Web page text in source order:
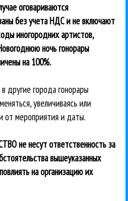
оговариваются
без учета НДС и не включают
иногородних артистов,
ночь гонорары
на 100%.
другие города гонорары
увеличиваясь или
от мероприятия и даты.
не несут ответственность за
вышеуказанных
на организацию их